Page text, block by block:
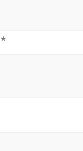
*